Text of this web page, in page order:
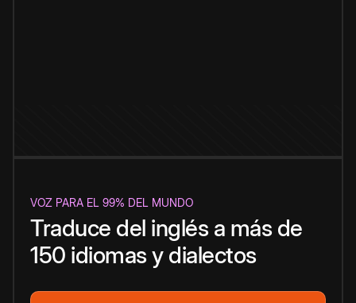
VOZ PARA EL 99% DEL MUNDO
Traduce del inglés a más de
150 idiomas y dialectos